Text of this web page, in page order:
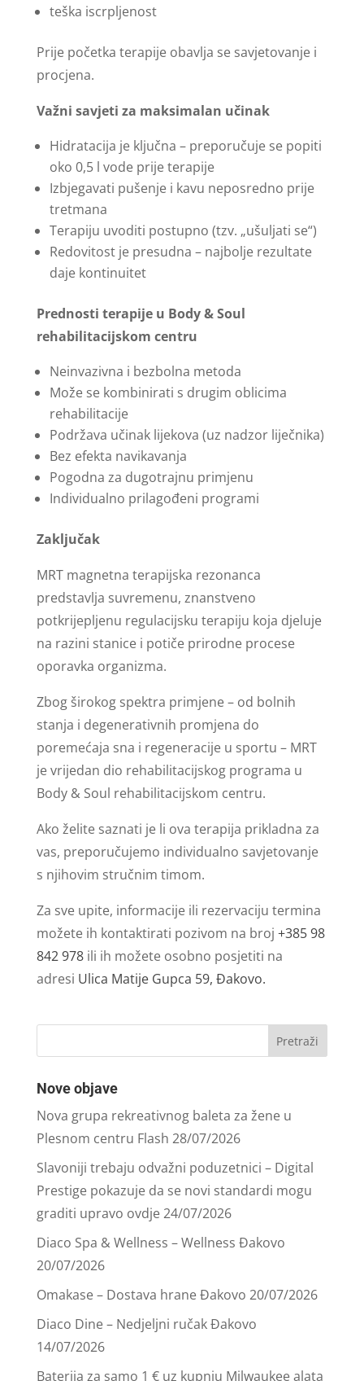
teška iscrpljenost
Prije početka terapije obavlja se savjetovanje i
procjena.
Važni savjeti za maksimalan učinak
Hidratacija je ključna – preporučuje se popiti
oko 0,5 l vode prije terapije
Izbjegavati pušenje i kavu neposredno prije
tretmana
Terapiju uvoditi postupno (tzv. „ušuljati se“)
Redovitost je presudna – najbolje rezultate
daje kontinuitet
Prednosti terapije u Body & Soul
rehabilitacijskom centru
Neinvazivna i bezbolna metoda
Može se kombinirati s drugim oblicima
rehabilitacije
Podržava učinak lijekova (uz nadzor liječnika)
Bez efekta navikavanja
Pogodna za dugotrajnu primjenu
Individualno prilagođeni programi
Zaključak
MRT magnetna terapijska rezonanca
predstavlja suvremenu, znanstveno
potkrijepljenu regulacijsku terapiju koja djeluje
na razini stanice i potiče prirodne procese
oporavka organizma.
Zbog širokog spektra primjene – od bolnih
stanja i degenerativnih promjena do
poremećaja sna i regeneracije u sportu – MRT
je vrijedan dio rehabilitacijskog programa u
Body & Soul rehabilitacijskom centru.
Ako želite saznati je li ova terapija prikladna za
vas, preporučujemo individualno savjetovanje
s njihovim stručnim timom.
Za sve upite, informacije ili rezervaciju termina
možete ih kontaktirati pozivom na broj +385 98
842 978ili ih možete osobno posjetiti na
adresi Ulica Matije Gupca 59, Đakovo.
Nove objave
Nova grupa rekreativnog baleta za žene u
Plesnom centru Flash 28/07/2026
Slavoniji trebaju odvažni poduzetnici – Digital
Prestige pokazuje da se novi standardi mogu
graditi upravo ovdje24/07/2026
Diaco Spa & Wellness – Wellness Đakovo
20/07/2026
Omakase – Dostava hrane Đakovo 20/07/2026
Diaco Dine – Nedjeljni ručak Đakovo
14/07/2026
Baterija za samo 1 € uz kupnju Milwaukee alata